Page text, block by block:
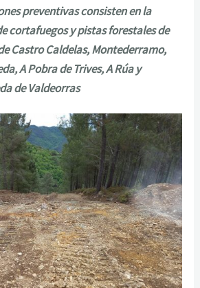
preventivas consisten en la
cortafuegos y pistas forestales de
Castro Caldelas, Montederramo,
A Pobra de Trives, A Rúa y
de Valdeorras